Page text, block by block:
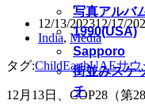
写真アルバ
1990(USA)
Sapporo
街並みスケ
チ
12/13/202312/17/
India, Media
タグ:ChildEarthUAEサウ
12月13日、COP28（第